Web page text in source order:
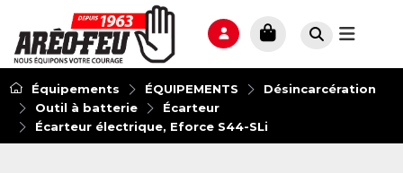
Équipements ÉQUIPEMENTS
Désincarcération
Outil à batterie
Écarteur
Écarteur électrique, Eforce S44-SLi